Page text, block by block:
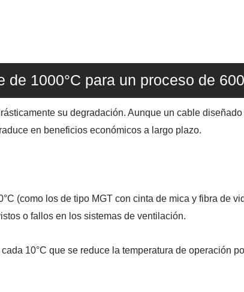
1000°C para un proceso de
su degradación. Aunque un cable
en beneficios económicos a largo plazo.
(como los de tipo MGT con cinta de mica y fibra de
o fallos en los sistemas de ventilación.
10°C que se reduce la temperatura de operación